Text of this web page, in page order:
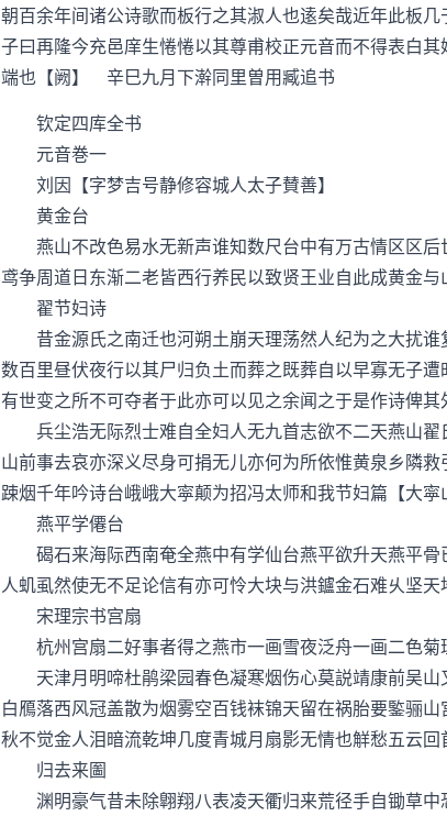
朝百余年间诸公诗歌而板行之其淑人也逺矣哉近年此板
子曰再隆今充邑庠生惓惓以其尊甫校正元音而不得表白
端也【阙】 辛巳九月下澣同里曽用臧追书
钦定四库全书
元音巻一
刘因【字梦吉号静修容城人太子賛善】
黄金台
燕山不改色易水无新声谁知数尺台中有万古情区区后
鸢争周道日东渐二老皆西行养民以致贤王业自此成黄金
翟节妇诗
昔金源氏之南迁也河朔土崩天理荡然人纪为之大扰谁
数百里昼伏夜行以其尸归负土而葬之既葬自以早寡无子
有世变之所不可夺者于此亦可以见之余闻之于是作诗俾
兵尘浩无际烈士难自全妇人无九首志欲不二天燕山翟
山前事去哀亦深义尽身可捐无儿亦何为所依惟黄泉乡隣
踈烟千年吟诗台峨峨大寜颠为招冯太师和我节妇篇【大寜
燕平学僊台
碣石来海际西南奄全燕中有学仙台燕平欲升天燕平骨
人虮虱然使无不足论信有亦可怜大块与洪鑪金石难乆坚
宋理宗书宫扇
杭州宫扇二好事者得之燕市一画雪夜泛舟一画二色菊
天津月明啼杜鹃梁园春色凝寒烟伤心莫説靖康前吴山
白鴈落西风冠盖散为烟雾空百钱袜锦天留在祸胎要鍳骊
秋不觉金人泪暗流乾坤几度青城月扇影无情也觧愁五云
归去来圗
渊明豪气昔未除翺翔八表凌天衢归来荒径手自锄草中